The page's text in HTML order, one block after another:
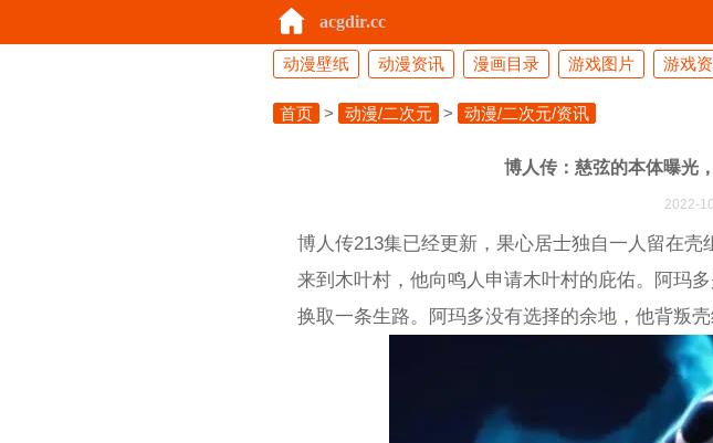
acgdir.cc
动漫壁纸 动漫资讯 漫画目录 游戏图片 游戏
首页 > 动漫/二次元 > 动漫/二次元/资讯
博人传：慈弦的本体曝光
2022-
博人传213集已经更新，果心居士独自一人留在
来到木叶村，他向鸣人申请木叶村的庇佑。阿玛
换取一条生路。阿玛多没有选择的余地，他背叛壳